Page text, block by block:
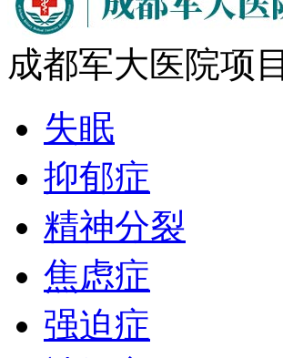
成都军大医院项目
失眠
抑郁症
精神分裂
焦虑症
强迫症